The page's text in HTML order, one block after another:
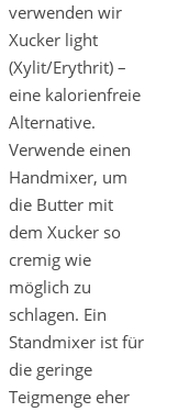
verwenden wir
Xucker light
(Xylit/Erythrit) –
eine kalorienfreie
Alternative.
Verwende einen
Handmixer, um
die Butter mit
dem Xucker so
cremig wie
möglich zu
schlagen. Ein
Standmixer ist für
die geringe
Teigmenge eher